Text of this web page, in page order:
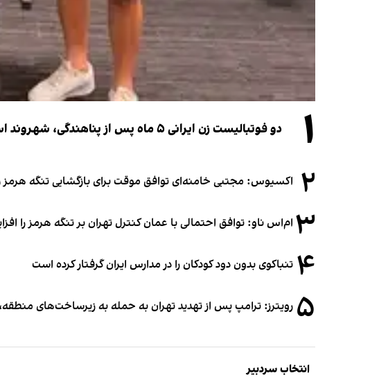
۱ دو فوتبالیست زن ایرانی ۵ ماه پس از پناهندگی، شهروند استرالیا شدند
۲ اکسیوس: مجتبی خامنه‌ای توافق موقت برای بازگشایی تنگه هرمز
۳ ام‌اس ناو: توافق احتمالی با عمان کنترل تهران بر تنگه هرمز را
۴ تنباکوی بدون دود کودکان را در مدارس ایران گرفتار کرده است
۵ رویترز: ترامپ پس از تهدید تهران به حمله به زیرساخت‌های
انتخاب سردبیر